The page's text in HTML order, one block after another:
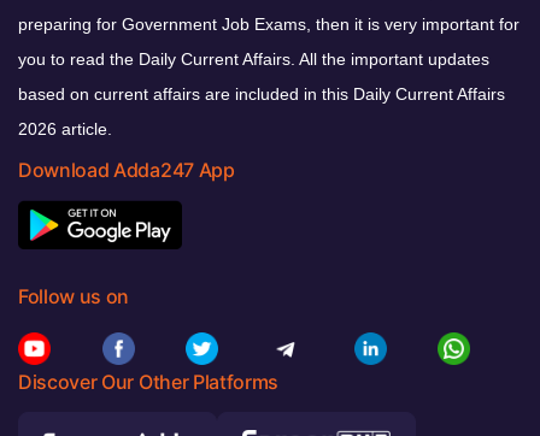
preparing for Government Job Exams, then it is very important for
you to read the Daily Current Affairs. All the important updates
based on current affairs are included in this Daily Current Affairs
2026 article.
Download Adda247 App
Follow us on
Discover Our Other Platforms